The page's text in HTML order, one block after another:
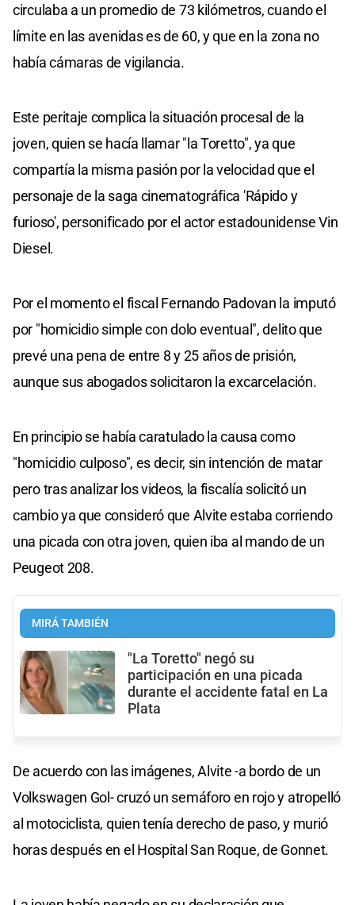
seconds
circulaba a un promedio de 73 kilómetros, cuando el
límite en las avenidas es de 60, y que en la zona no
había cámaras de vigilancia.
Este peritaje complica la situación procesal de la
joven, quien se hacía llamar "la Toretto", ya que
compartía la misma pasión por la velocidad que el
personaje de la saga cinematográfica 'Rápido y
furioso', personificado por el actor estadounidense Vin
Diesel.
Por el momento el fiscal Fernando Padovan la imputó
por "homicidio simple con dolo eventual", delito que
prevé una pena de entre 8 y 25 años de prisión,
aunque sus abogados solicitaron la excarcelación.
En principio se había caratulado la causa como
"homicidio culposo", es decir, sin intención de matar
pero tras analizar los videos, la fiscalía solicitó un
cambio ya que consideró que Alvite estaba corriendo
una picada con otra joven, quien iba al mando de un
Peugeot 208.
MIRÁ TAMBIÉN
"La Toretto" negó su
participación en una picada
durante el accidente fatal en La
Plata
De acuerdo con las imágenes, Alvite -a bordo de un
Volkswagen Gol- cruzó un semáforo en rojo y atropelló
al motociclista, quien tenía derecho de paso, y murió
horas después en el Hospital San Roque, de Gonnet.